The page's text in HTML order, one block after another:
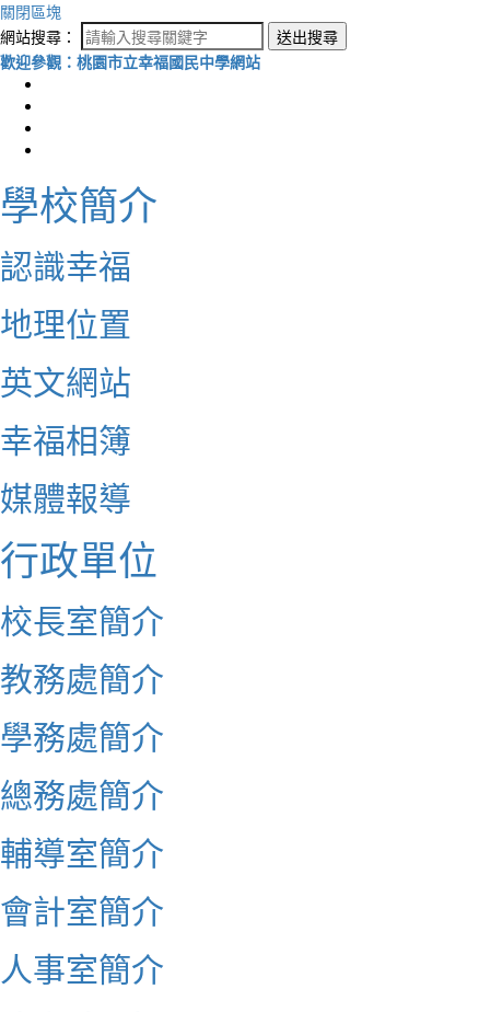
關閉區塊
網站搜尋：
送出搜尋
歡迎參觀：桃園市立幸福國民中學網站
學校簡介
認識幸福
地理位置
英文網站
幸福相簿
媒體報導
行政單位
校長室簡介
教務處簡介
學務處簡介
總務處簡介
輔導室簡介
會計室簡介
人事室簡介